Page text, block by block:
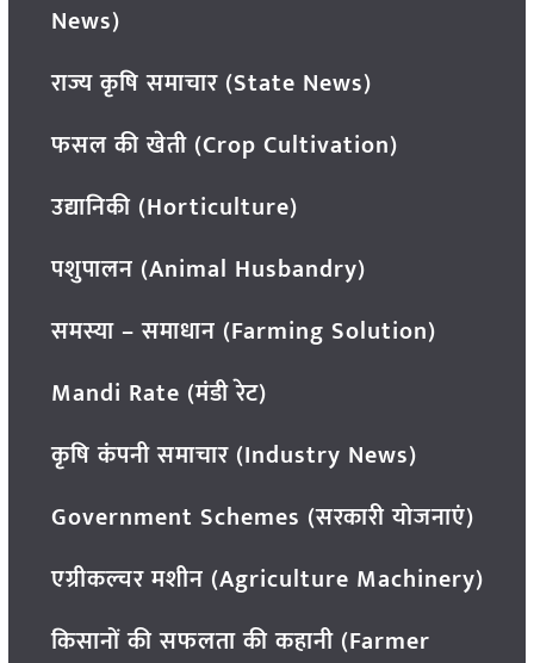
News)
राज्य कृषि समाचार (State News)
फसल की खेती (Crop Cultivation)
उद्यानिकी (Horticulture)
पशुपालन (Animal Husbandry)
समस्या – समाधान (Farming Solution)
Mandi Rate (मंडी रेट)
कृषि कंपनी समाचार (Industry News)
Government Schemes (सरकारी योजनाएं)
एग्रीकल्चर मशीन (Agriculture Machinery)
किसानों की सफलता की कहानी (Farmer